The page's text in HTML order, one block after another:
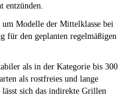
entzünden.
um Modelle der Mittelklasse bei
für den geplanten regelmäßigen
als in der Kategorie bis 300
als rostfreies und lange
sich das indirekte Grillen